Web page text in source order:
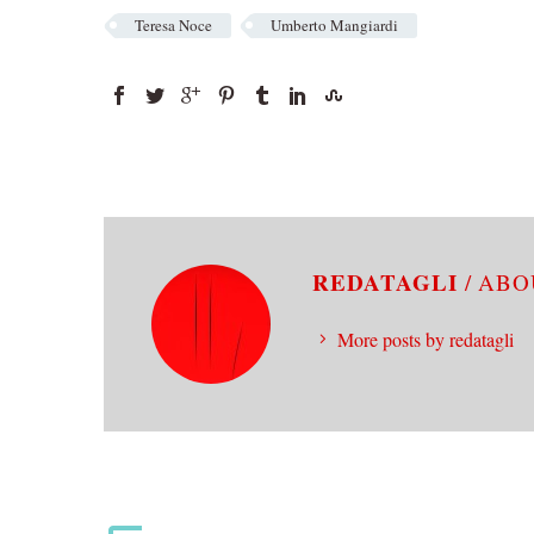
Teresa Noce
Umberto Mangiardi
REDATAGLI /
More posts by redatagli